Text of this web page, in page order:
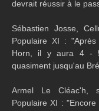
devrait réussir à le
Sébastien Josse,
Populaire XI :
Horn, il y aura 4 - 5
quasiment jusqu'au
Armel Le Cléac'h,
Populaire XI :